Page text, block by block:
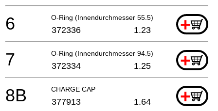
O-Ring (Innendurchmesser 55.5) +
6 372336 1.23
O-Ring (Innendurchmesser 94.5) +
7 372334 1.25
CHARGE CAP +
8B 377913 1.64